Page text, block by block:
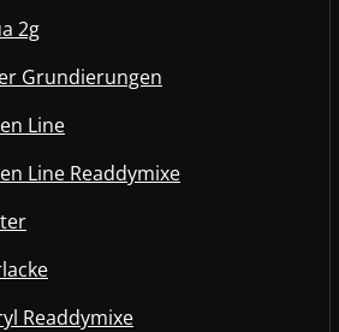
2g
Grundierungen
Line
Line Readdymixe
Readdymixe